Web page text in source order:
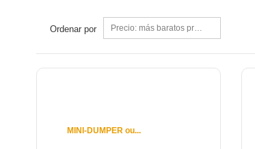
Ordenar por Precio: más baratos primero
MINI-DUMPER ou...